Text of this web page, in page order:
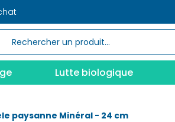
Lutte biologique
paysanne Minéral - 24 cm